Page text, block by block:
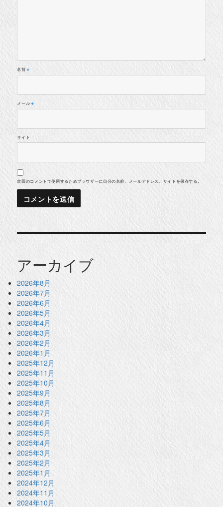
名前※
メール ※
サイト
次回のコメントで使用するためブラウザーに自分の名前、メールアドレス、サイトを保存する。
アーカイブ
2026年8月
2026年7月
2026年6月
2026年5月
2026年4月
2026年3月
2026年2月
2026年1月
2025年12月
2025年11月
2025年10月
2025年9月
2025年8月
2025年7月
2025年6月
2025年5月
2025年4月
2025年3月
2025年2月
2025年1月
2024年12月
2024年11月
2024年10月